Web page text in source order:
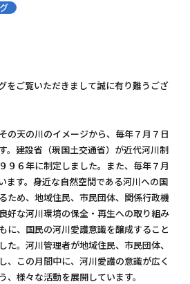
をご覧いただきまして誠に有り難うござ
の天の川のイメージから、毎年７月７日
。建設省（現国土交通省）が近代河川制
９６年に制定しました。また、毎年７月
ます。身近な自然空間である河川への国
ため、地域住民、市民団体、関係行政機
好な河川環境の保全・再生への取り組み
に、国民の河川愛護意識を醸成すること
た。河川管理者が地域住民、市民団体、
、この月間中に、河川愛護の意識が広く
、様々な活動を展開しています。